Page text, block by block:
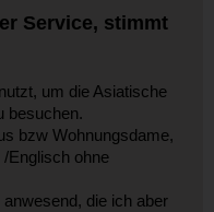
Service, stimmt
um die Asiatische
besuchen.
bzw Wohnungsdame,
Englisch ohne
die ich aber